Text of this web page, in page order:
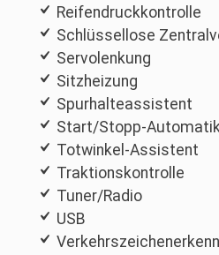
Reifendruckkontrolle
Schlüssellose
Servolenkung
Sitzheizung
Spurhalteassistent
Start/Stopp-
Totwinkel-Assistent
Traktionskontrolle
Tuner/Radio
USB